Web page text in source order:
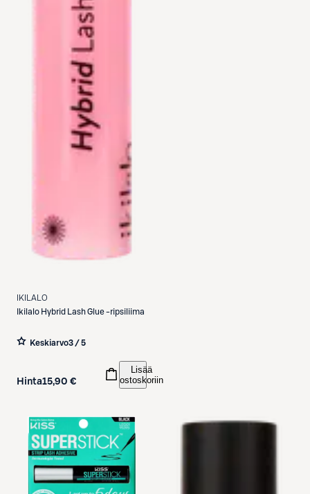
IKILALO
Ikilalo Hybrid Lash Glue -ripsiliima
Keskiarvo3 / 5
Hinta15,90 €
Lisää
ostoskoriin